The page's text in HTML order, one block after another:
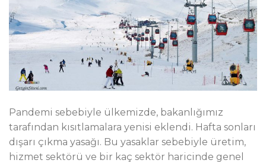
Pandemi sebebiyle ülkemizde, bakanlığımız
tarafından kısıtlamalara yenisi eklendi. Hafta sonları
dışarı çıkma yasağı. Bu yasaklar sebebiyle üretim,
hizmet sektörü ve bir kaç sektör haricinde genel